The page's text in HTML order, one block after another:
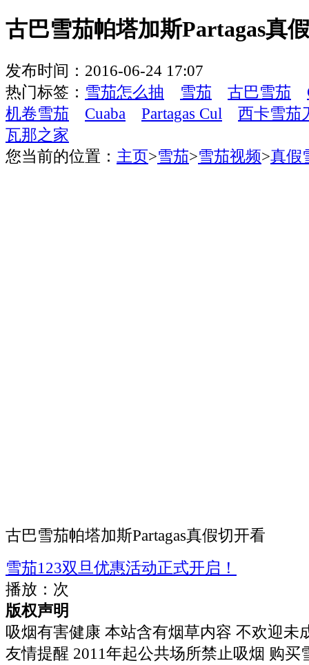
古巴雪茄帕塔加斯Partagas真
发布时间：2016-06-24 17:07
热门标签： 雪茄怎么抽 雪茄 古巴雪茄
机卷雪茄
Cuaba Partagas Cul
西卡雪茄
瓦那之家
您当前的位置： 主页>雪茄>雪茄视频>真假
古巴雪茄帕塔加斯Partagas真假切开看
雪茄123双旦优惠活动正式开启！
播放： 次
版权声明
吸烟有害健康 本站含有烟草内容 不欢迎未
友情提醒 2011年起公共场所禁止吸烟 购买